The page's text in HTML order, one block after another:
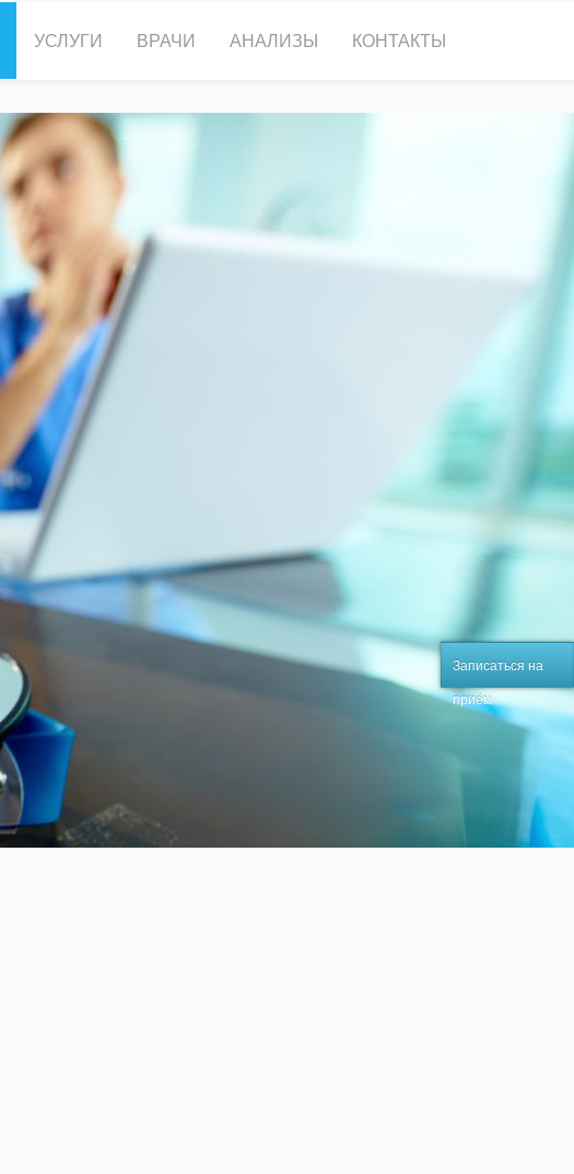
УСЛУГИ ВРАЧИ АНАЛИЗЫ КОНТАКТЫ
Записаться на
приём